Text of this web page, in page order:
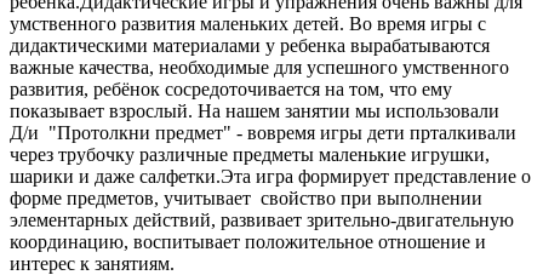
умственного развития маленьких детей. Во время игры с
дидактическими материалами у ребенка вырабатываются
важные качества, необходимые для успешного умственного
развития, ребёнок сосредоточивается на том, что ему
показывает взрослый. На нашем занятии мы использовали
Д/и "Протолкни предмет" - вовремя игры дети прталкивали
через трубочку различные предметы маленькие игрушки,
шарики и даже салфетки.Эта игра формирует представление о
форме предметов, учитывает свойство при выполнении
элементарных действий, развивает зрительно-двигательную
координацию, воспитывает положительное отношение и
интерес к занятиям.